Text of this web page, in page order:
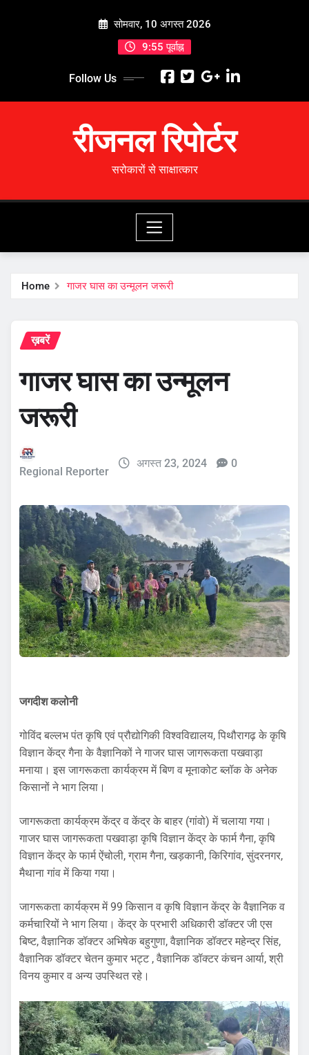
सोमवार, 10 अगस्त 2026
9:55 पूर्वाह्न
Follow Us
रीजनल रिपोर्टर
सरोकारों से साक्षात्कार
Home गाजर घास का उन्मूलन जरूरी
ख़बरें
गाजर घास का उन्मूलन
जरूरी
Regional Reporter
अगस्त 23, 2024 0
जगदीश कलोनी
गोविंद बल्लभ पंत कृषि एवं प्रौद्योगिकी विश्वविद्यालय, पिथौरागढ़ के कृषि
विज्ञान केंद्र गैना के वैज्ञानिकों ने गाजर घास जागरूकता पखवाड़ा
मनाया। इस जागरूकता कार्यक्रम में बिण व मूनाकोट ब्लॉक के अनेक
किसानों ने भाग लिया।
जागरूकता कार्यक्रम केंद्र व केंद्र के बाहर (गांवो) में चलाया गया।
गाजर घास जागरूकता पखवाड़ा कृषि विज्ञान केंद्र के फार्म गैना, कृषि
विज्ञान केंद्र के फार्म ऐंचोली, ग्राम गैना, खड़कानी, किरिगांव, सुंदरनगर,
मैथाना गांव में किया गया।
जागरूकता कार्यक्रम में 99 किसान व कृषि विज्ञान केंद्र के वैज्ञानिक व
कर्मचारियों ने भाग लिया। केंद्र के प्रभारी अधिकारी डॉक्टर जी एस
बिष्ट, वैज्ञानिक डॉक्टर अभिषेक बहुगुणा, वैज्ञानिक डॉक्टर महेन्द्र सिंह,
वैज्ञानिक डॉक्टर चेतन कुमार भट्ट , वैज्ञानिक डॉक्टर कंचन आर्या, श्री
विनय कुमार व अन्य उपस्थित रहे।